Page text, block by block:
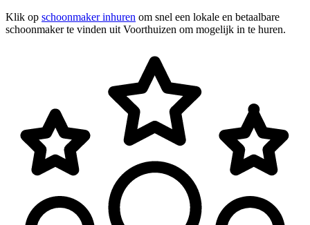
Klik op schoonmaker inhuren om snel een lokale en betaalbare
schoonmaker te vinden uit Voorthuizen om mogelijk in te huren.